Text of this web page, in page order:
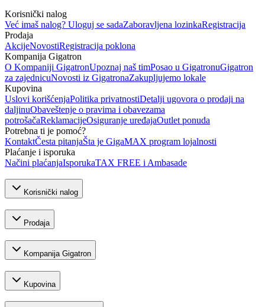
Korisnički nalog
Već imaš nalog? Uloguj se sadaZaboravljena lozinkaRegistracija
Prodaja
AkcijeNovostiRegistracija poklona
Kompanija Gigatron
O Kompaniji GigatronUpoznaj naš timPosao u GigatronuGigatron
za zajednicuNovosti iz GigatronaZakupljujemo lokale
Kupovina
Uslovi korišćenjaPolitika privatnostiDetalji ugovora o prodaji na
daljinuObaveštenje o pravima i obavezama
potrošačaReklamacijeOsiguranje uređajaOutlet ponuda
Potrebna ti je pomoć?
KontaktČesta pitanjaŠta je GigaMAX program lojalnosti
Plaćanje i isporuka
Načini plaćanjaIsporukaTAX FREE i Ambasade
Korisnički nalog
Prodaja
Kompanija Gigatron
Kupovina